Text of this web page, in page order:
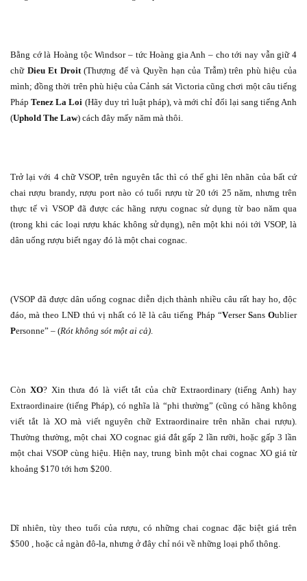
Bằng cớ là Hoàng tộc Windsor – tức Hoàng gia Anh – cho tới nay vẫn giữ 4
chữ Dieu Et Droit(Thượng đế và Quyền hạn của Trẫm) trên phù hiệu của
mình; đồng thời trên phù hiệu của Cảnh sát Victoria cũng chơi một câu tiếng
PhápTenez La Loi (Hãy duy trì luật pháp), và mới chỉ đổi lại sang tiếng Anh
(Uphold The Law) cách đây mấy năm mà thôi.
Trở lại với 4 chữ VSOP, trên nguyên tắc thì có thể ghi lên nhãn của bất cứ
chai rượu brandy, rượu port nào có tuổi rượu từ 20 tới 25 năm, nhưng trên
thực tế vì VSOP đã được các hãng rượu cognac sử dụng từ bao năm qua
(trong khi các loại rượu khác không sử dụng), nên một khi nói tới VSOP, là
dân uống rượu biết ngay đó là một chai cognac.
(VSOP đã được dân uống cognac diễn dịch thành nhiều câu rất hay ho, độc
đáo, mà theo LNĐ thú vị nhất có lẽ là câu tiếng Pháp “Verser SansOublier
Personne” – (Rót không sót một ai cả)
Còn XO? Xin thưa đó là viết tắt của chữ Extraordinary (tiếng Anh) hay
Extraordinaire (tiếng Pháp), có nghĩa là “phi thường” (cũng có hãng không
viết tắt là XO mà viết nguyên chữ Extraordinaire trên nhãn chai rượu).
Thường thường, một chai XO cognac giá đắt gấp 2 lần rưỡi, hoặc gấp 3 lần
một chai VSOP cùng hiệu. Hiện nay, trung bình một chai cognac XO giá từ
khoảng $170 tới hơn $200.
Dĩ nhiên, tùy theo tuổi của rượu, có những chai cognac đặc biệt giá trên
$500 , hoặc cả ngàn đô-la, nhưng ở đây chỉ nói về những loại phổ thông.